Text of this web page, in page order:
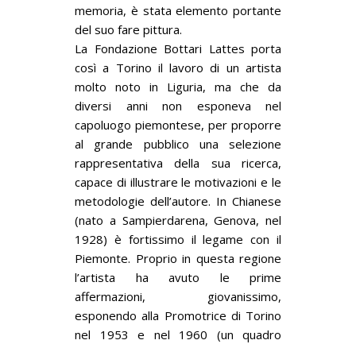
memoria, è stata elemento portante
del suo fare pittura.
La Fondazione Bottari Lattes porta
così a Torino il lavoro di un artista
molto noto in Liguria, ma che da
diversi anni non esponeva nel
capoluogo piemontese, per proporre
al grande pubblico una selezione
rappresentativa della sua ricerca,
capace di illustrare le motivazioni e le
metodologie dell’autore. In Chianese
(nato a Sampierdarena, Genova, nel
1928) è fortissimo il legame con il
Piemonte. Proprio in questa regione
l’artista ha avuto le prime
affermazioni, giovanissimo,
esponendo alla Promotrice di Torino
nel 1953 e nel 1960 (un quadro